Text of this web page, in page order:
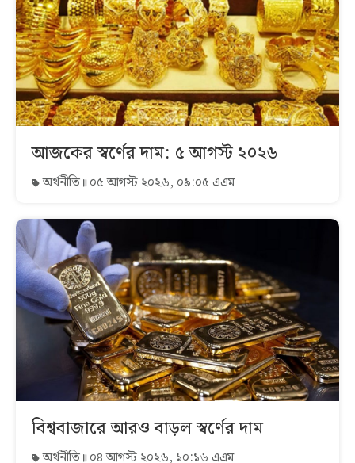
আজকের স্বর্ণের দাম: ৫ আগস্ট ২০২৬
অর্থনীতি ০৫ আগস্ট ২০২৬, ০৯:০৫ এএম
বিশ্ববাজারে আরও বাড়ল স্বর্ণের দাম
অর্থনীতি ০৪ আগস্ট ২০২৬, ১০:১৬ এএম